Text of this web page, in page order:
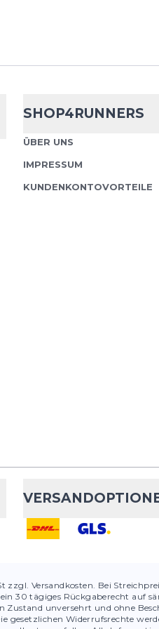
SHOP4RUNNERS
ÜBER UNS
IMPRESSUM
KUNDENKONTOVORTEILE
zzgl. Versandkosten. Bei
30 tägiges Rückgaberecht auf
unversehrt und ohne
gesetzlichen Widerrufsrechte